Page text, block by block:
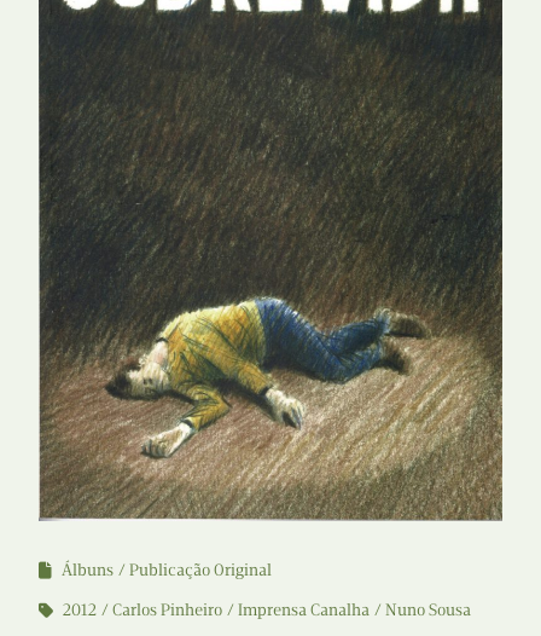
Álbuns
Publicação Original
2012
Carlos Pinheiro Imprensa Canalha Nuno Sousa